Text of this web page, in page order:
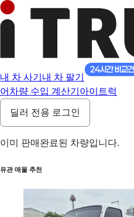
내 차 사기 내 차 팔기
어 차량 수입 계산기 아이트럭
딜러 전용 로그인
이미 판매완료된 차량입니다.
유관 매물 추천